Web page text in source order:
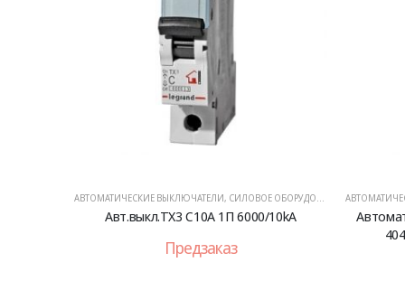
АВТОМАТИЧЕСКИЕ ВЫКЛЮЧАТЕЛИ, СИЛОВОЕ ОБОРУДОВАНИЕ
Авт.выкл.TX3 C10А 1П 6000/10kA
Предзаказ